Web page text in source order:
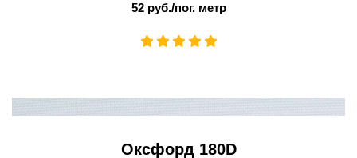
52 руб./пог. метр
Оксфорд 180D